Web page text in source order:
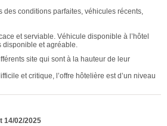
des conditions parfaites, véhicules récents,
et serviable. Véhicule disponible à l’hôtel
disponible et agréable.
site qui sont à la hauteur de leur
et critique, l’offre hôtelière est d’un niveau
14/02/2025